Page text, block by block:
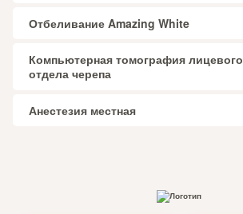
Отбеливание Amazing White
Компьютерная томография лицевого
отдела черепа
Анестезия местная